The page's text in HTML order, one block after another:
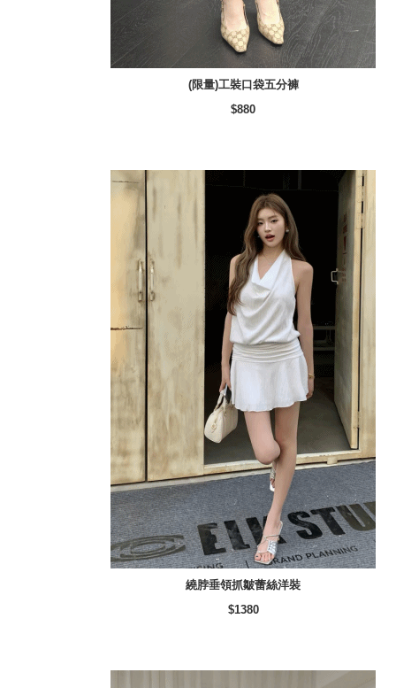
(限量)工裝口袋五分褲
$880
繞脖垂領抓皺蕾絲洋裝
$1380